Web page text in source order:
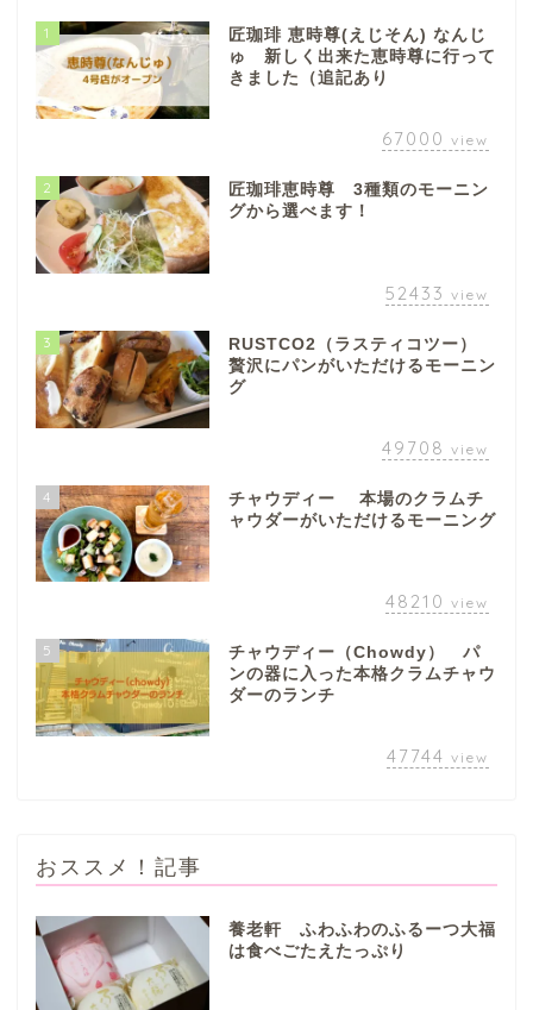
1
匠珈琲 恵時尊(えじそん) なんじ
ゅ 新しく出来た恵時尊に行って
きました（追記あり
67000 view
2
匠珈琲恵時尊 3種類のモーニン
グから選べます！
52433 view
3
RUSTCO2（ラスティコツー）
贅沢にパンがいただけるモーニン
グ
49708 view
4
チャウディー 本場のクラムチ
ャウダーがいただけるモーニング
48210 view
5
チャウディー（Chowdy） パ
ンの器に入った本格クラムチャウ
ダーのランチ
47744 view
おススメ！記事
養老軒 ふわふわのふるーつ大福
は食べごたえたっぷり
西濃地域
大垣市
関ケ原市
輪之内町
中濃地域
関市
美濃市
美濃加茂市
八百津町